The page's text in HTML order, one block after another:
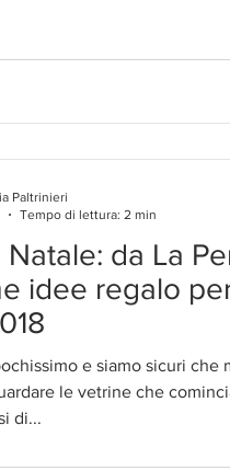
Natale: da La
idee regalo
e siamo sicuri che
le vetrine che
di...
Paltrinieri
Tempo di lettura: 2 min